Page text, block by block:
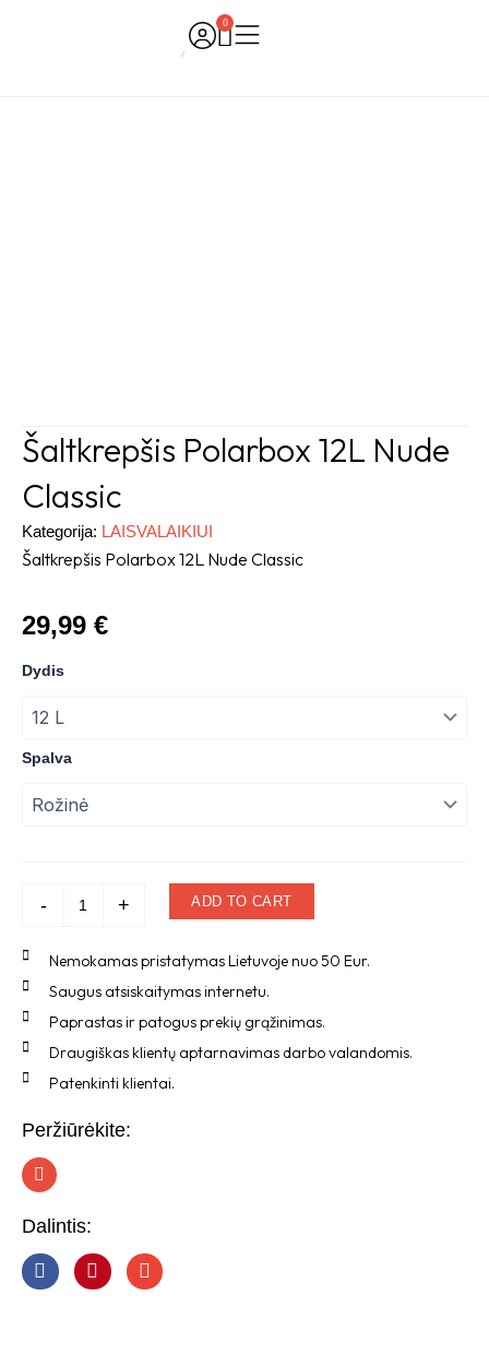
0
Cart
Šaltkrepšis Polarbox 12L Nude
Classic
Kategorija: LAISVALAIKIUI
Šaltkrepšis Polarbox 12L Nude Classic
29,99 €
Dydis
Spalva
-
Šaltkrepšis
Polarbox
Nude
Classic
quantity
+ ADD TO CART
Nemokamas pristatymas Lietuvoje nuo 50 Eur.
Saugus atsiskaitymas internetu.
Paprastas ir patogus prekių grąžinimas.
Draugiškas klientų aptarnavimas darbo valandomis.
Patenkinti klientai.
Peržiūrėkite:
I
n
a
g
r
a
Dalintis: